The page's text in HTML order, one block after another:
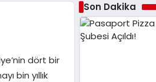
dört bir
bin yıllık
Son Dakika